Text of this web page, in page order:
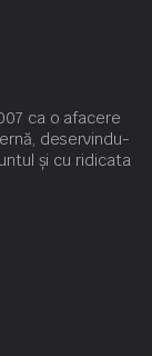
ca o afacere
deservindu-
și cu ridicata